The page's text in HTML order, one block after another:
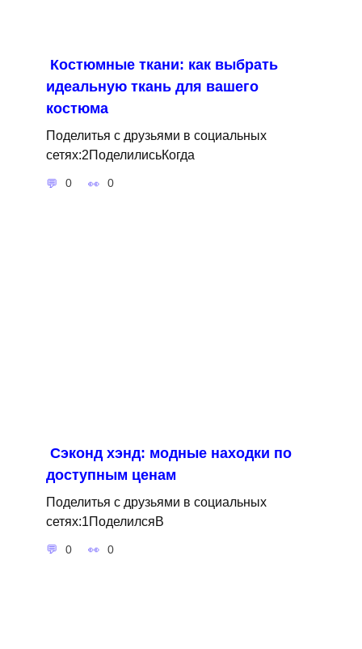
Костюмные ткани: как выбрать
идеальную ткань для вашего
костюма
Поделитья с друзьями в социальных
сетях:2ПоделилисьКогда
0 0
Сэконд хэнд: модные находки по
доступным ценам
Поделитья с друзьями в социальных
сетях:1ПоделилсяВ
0 0